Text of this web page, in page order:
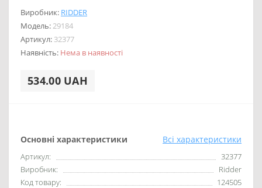
Виробник: RIDDER
Модель:29184
Артикул: 32377
Наявність: Нема в наявності
534.00 UAH
Основні характеристики Всі характеристики
Артикул:
32377
Виробник:
Ridder
Код товару:
124505